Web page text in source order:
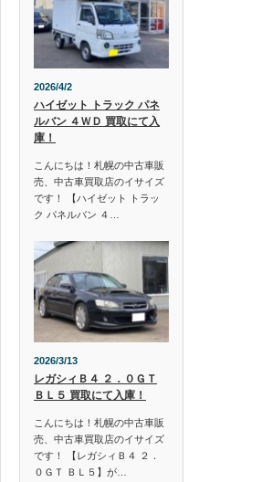
2026/4/2
ハイゼット トラック パネ
ルバン ４ＷＤ 買取にて入
庫！
こんにちは！札幌の中古車販
売、中古車買取店のイサイズ
です！ 【ハイゼット トラッ
ク パネルバン ４…
2026/3/13
レガシィＢ４ ２．０ＧＴ
ＢＬ５ 買取にて入庫！
こんにちは！札幌の中古車販
売、中古車買取店のイサイズ
です！ 【レガシィＢ４ ２．
０ＧＴ ＢＬ５】が…